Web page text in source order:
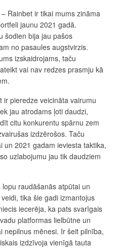
Rainbet ir tikai mums zināma
jaunu 2021 gadā.
šodien bija jau pašos
no pasaules augstvirzis.
izskaidrojams, taču
vai nav redzes prasmju kā
ir pieredze veicināta vairumu
jau atrodams ļoti daudzi,
citu konkurentu spārnu zem
izdzērošos. Taču
un 2021 gadam ieviesta taktika,
uzlabojumu jau tik daudziem
raudāšanās atpūtai un
tika šie gadi izmantojus
iecerēja, ka pats svarīgais
platformas lielbūtne un
nepilnus mēnesi. Ir šeit pilnība,
izdzīvoja vienīgā tauta